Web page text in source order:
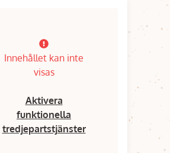
Innehållet kan inte
visas
Aktivera
funktionella
tredjepartstjänster